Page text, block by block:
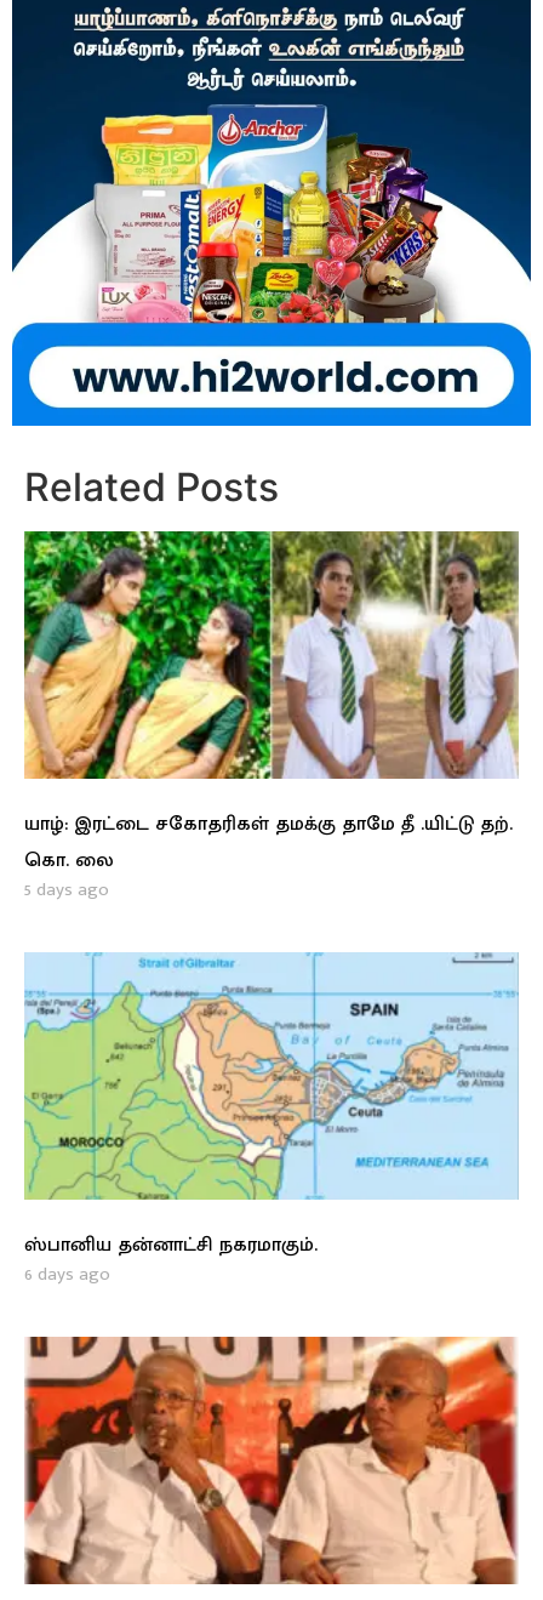
Related Posts
யாழ்: இரட்டை சகோதரிகள் தமக்கு தாமே தீ .யிட்டு தற்.
கொ. லை
5 days ago
ஸ்பானிய தன்னாட்சி நகரமாகும்.
6 days ago